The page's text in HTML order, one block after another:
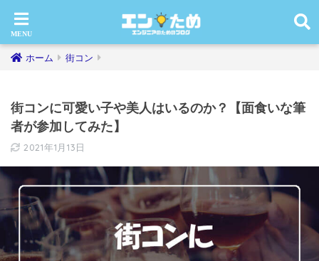
ホーム 街コン
街コンに可愛い子や美人はいるのか？【面食いな筆
者が参加してみた】
2021年1月13日